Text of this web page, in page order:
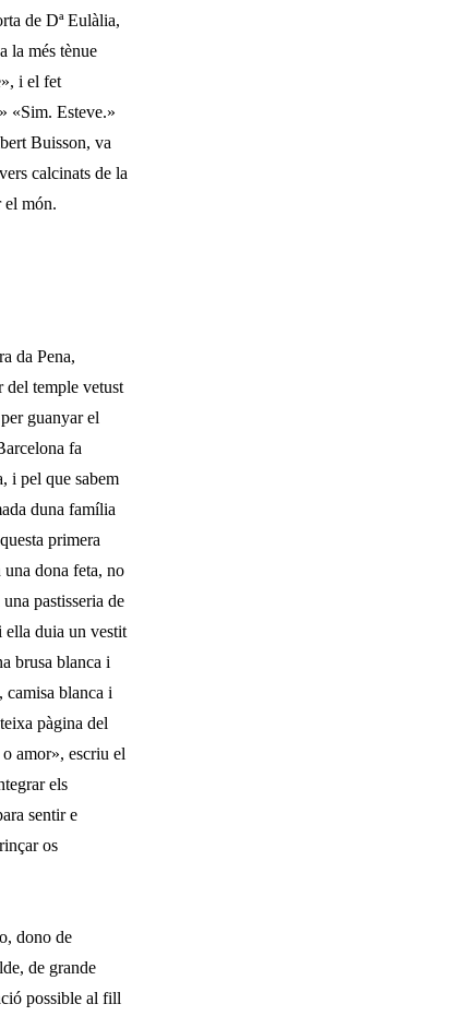
de Dª Eulàlia,
la més tènue
i el fet
«Sim. Esteve.»
Buisson, va
calcinats de la
el món.
da Pena,
del temple vetust
guanyar el
fa
i pel que sabem
duna família
primera
dona feta, no
pastisseria de
ella duia un vestit
brusa blanca i
camisa blanca i
pàgina del
amor», escriu el
els
sentir e
os
dono de
de grande
possible al fill